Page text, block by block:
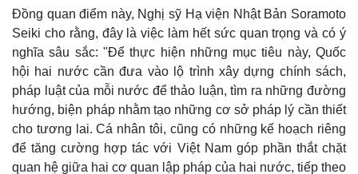
Đồng quan điểm này, Nghị sỹ Hạ viện Nhật Bản Soramoto
Seiki cho rằng, đây là việc làm hết sức quan trọng và có ý
nghĩa sâu sắc: "Để thực hiện những mục tiêu này, Quốc
hội hai nước cần đưa vào lộ trình xây dựng chính sách,
pháp luật của mỗi nước để thảo luận, tìm ra những đường
hướng, biện pháp nhằm tạo những cơ sở pháp lý cần thiết
cho tương lai. Cá nhân tôi, cũng có những kế hoạch riêng
để tăng cường hợp tác với Việt Nam góp phần thắt chặt
quan hệ giữa hai cơ quan lập pháp của hai nước, tiếp theo